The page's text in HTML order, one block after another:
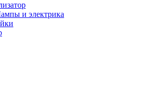
и электрика